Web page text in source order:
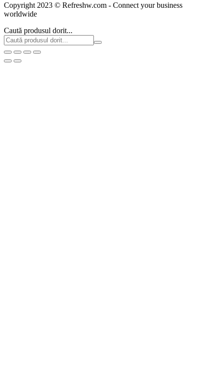
Copyright 2023 © Refreshw.com - Connect your business
worldwide
Caută produsul dorit...